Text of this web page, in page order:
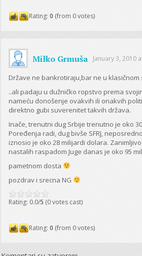
Rating:0 (from 0 votes)
Milko Grmuša January 3, 2010
Države ne bankrotiraju,bar ne u klasičnom
..ali padaju u dužničko ropstvo prema
nameću donošenje ovakvih ili onakvih
direktno gubi suverenitet takvih država.
Inače, trenutni dug Srbije trenutno je oko
Poređenja radi, dug bivše SFRJ,
iznosio je oko 28 milijardi dolara.
nastalih raspadom Juge danas je oko 95
pametnom dosta
pozdrav i srecna NG
Rating: 0.0/5 (0 votes cast)
Rating:0 (from 0 votes)